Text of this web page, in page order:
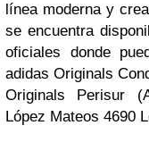
línea moderna y
se encuentra
oficiales donde
adidas Originals
Originals Perisur
López Mateos 4690